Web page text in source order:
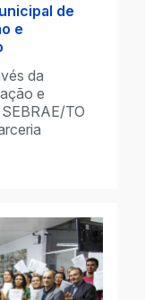
de
e
da
e
TO